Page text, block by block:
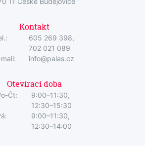
Kontakt
605 269 398,
702 021 089
info@palas.cz
Otevírací doba
Čt:
9:00–11:30,
12:30–15:30
9:00–11:30,
12:30–14:00